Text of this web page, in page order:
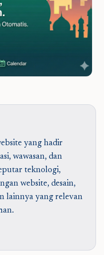
yang hadir
wawasan, dan
teknologi,
website, desain,
lainnya yang relevan